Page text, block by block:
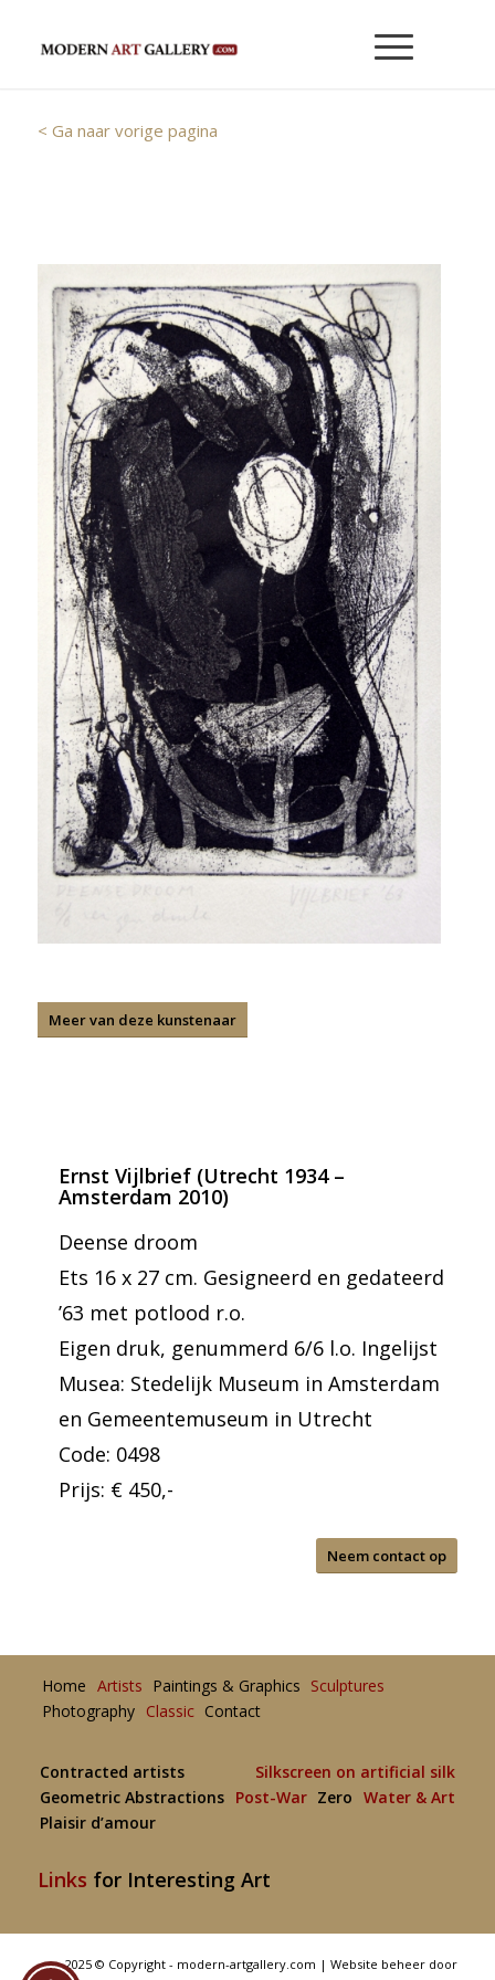
< Ga naar vorige pagina
Meer van deze kunstenaar
Ernst Vijlbrief (Utrecht 1934 –
Amsterdam 2010)
Deense droom
Ets 16 x 27 cm. Gesigneerd en gedateerd
’63 met potlood r.o.
Eigen druk, genummerd 6/6 l.o. Ingelijst
Musea: Stedelijk Museum in Amsterdam
en Gemeentemuseum in Utrecht
Code: 0498
Prijs: € 450,-
Neem contact op
Home Artists Paintings & Graphics Sculptures
Photography Classic Contact
Contracted artists
Silkscreen on artificial silk
Geometric Abstractions
Post-War Zero Water & Art
Plaisir d’amour
Links for Interesting Art
2025 © Copyright - modern-artgallery.com |Website beheer door